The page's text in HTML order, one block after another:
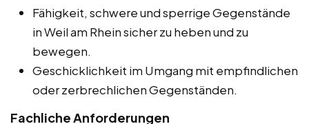
Fähigkeit, schwere und sperrige Gegenstände
in Weil am Rhein sicher zu heben und zu
bewegen.
Geschicklichkeit im Umgang mit empfindlichen
oder zerbrechlichen Gegenständen.
Fachliche Anforderungen